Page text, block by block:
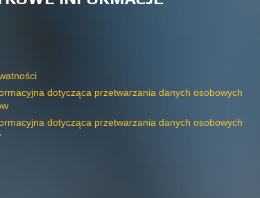
dotycząca przetwarzania danych osobowych
dotycząca przetwarzania danych osobowych